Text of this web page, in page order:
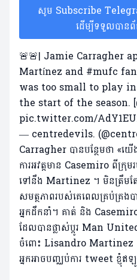
សូម Subscribe
ដើម្បីទទួលបាន
🚨🚨| Jamie Carragher
Martínez and #mufc
was too small to play
the start of the season. [
pic.twitter.com/
— centredevils.
Carragher បានបន្ថែមថា «យ
ការអវត្តមាន Casemiro ពីក្រុ
ទៅនឹង Martinez ។ មិន​ត្រឹម​តែ​ក
សមត្ថភាព​របស់​គេ​ពេលគ្រប់គ្រង
អ្នកដឹកនាំ។ គាត់ និង
ដែលបានផ្លាស់ប្តូរ Man
ចំពោះ Lisandro Martinez
អ្នកអាចបញ្ឈប់ការ tweet ខ្ញុំឥឡូ